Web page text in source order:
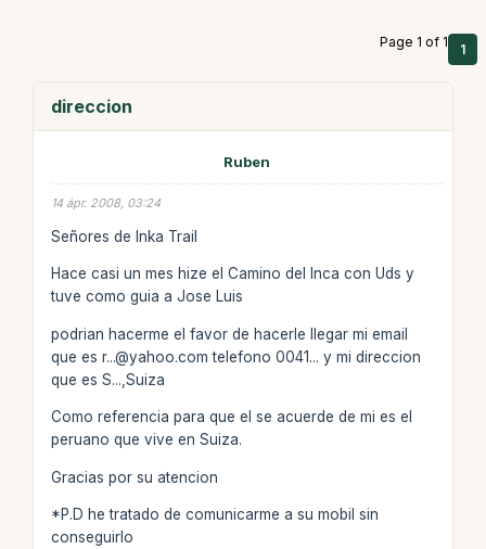
Page 1 of 1 1
direccion
Ruben
14 ápr. 2008, 03:24
Señores de Inka Trail
Hace casi un mes hize el Camino del Inca con Uds y
tuve como guia a Jose Luis
podrian hacerme el favor de hacerle llegar mi email
que es r...@yahoo.com telefono 0041... y mi direccion
que es S...,Suiza
Como referencia para que el se acuerde de mi es el
peruano que vive en Suiza.
Gracias por su atencion
*P.D he tratado de comunicarme a su mobil sin
conseguirlo